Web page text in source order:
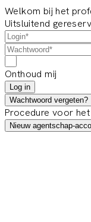
Welkom bij het
Uitsluitend
Onthoud mij
Log in
Wachtwoord vergeten?
Procedure voor
Nieuw agentschap-